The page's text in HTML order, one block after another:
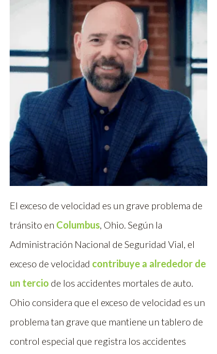
El exceso de velocidad es un grave problema de
tránsito en Columbus, Ohio. Según la
Administración Nacional de Seguridad Vial, el
exceso de velocidad contribuye a alrededor de
un tercio de los accidentes mortales de auto.
Ohio considera que el exceso de velocidad es un
problema tan grave que mantiene un tablero de
control especial que registra los accidentes